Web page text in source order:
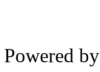
Powered by